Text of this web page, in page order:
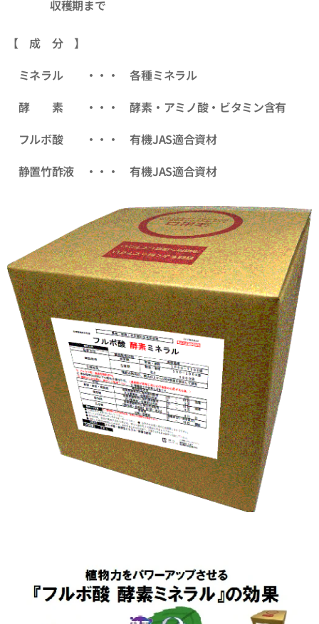
収穫期まで
【 成 分 】
ミネラル ・・・ 各種ミネラル
酵 素 ・・・ 酵素・アミノ酸・ビタミン含有
フルボ酸 ・・・ 有機JAS適合資材
静置竹酢液 ・・・ 有機JAS適合資材